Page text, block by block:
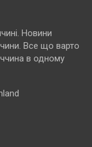
Новини
Все що варто
в одному